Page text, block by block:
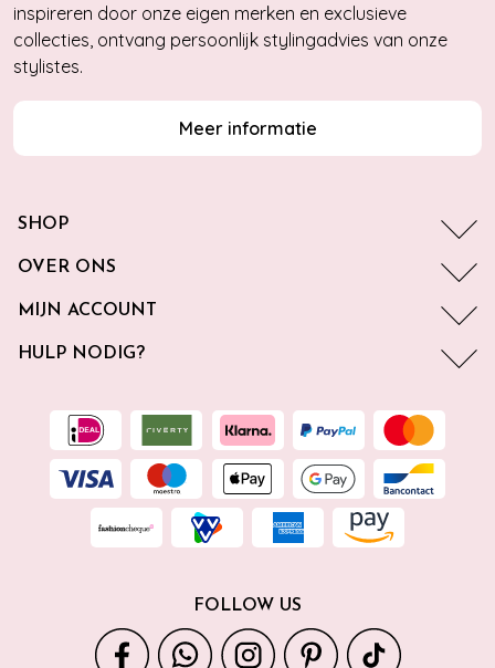
inspireren door onze eigen merken en exclusieve
collecties, ontvang persoonlijk stylingadvies van onze
stylistes.
Meer informatie
SHOP
OVER ONS
MIJN ACCOUNT
HULP NODIG?
FOLLOW US